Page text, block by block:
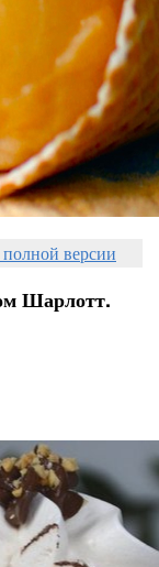
версии
Шарлотт.